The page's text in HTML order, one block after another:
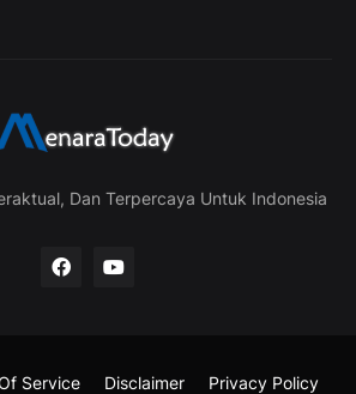
Dan Terpercaya Untuk Indonesia
Service Disclaimer Privacy Policy